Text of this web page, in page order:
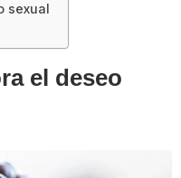
sexual
el deseo